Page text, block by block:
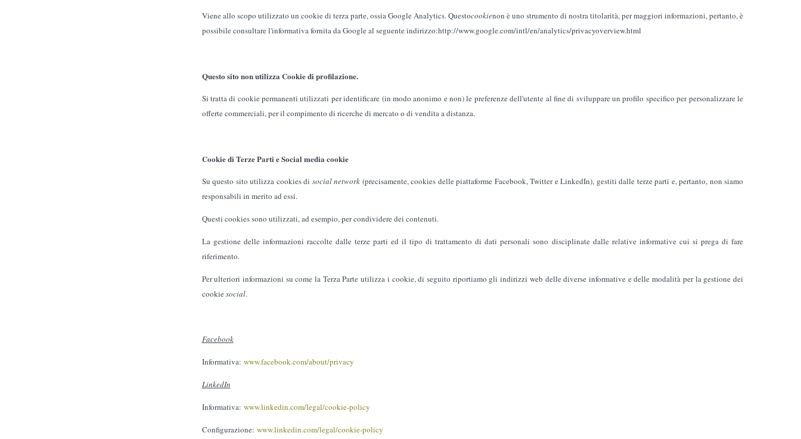
Viene allo scopo utilizzato un cookie di terza parte, ossia Google Analytics. Questocookienon è uno strumento di nostra titolarità, per maggiori informazioni, pertanto, è
possibile consultare l'informativa fornita da Google al seguente indirizzo:http://www.google.com/intl/en/analytics/privacyoverview.html
Questo sito non utilizza Cookie di profilazione.
Si tratta di cookie permanenti utilizzati per identificare (in modo anonimo e non) le preferenze dell'utente al fine di sviluppare un profilo specifico per personalizzare le
offerte commerciali, per il compimento di ricerche di mercato o di vendita a distanza.
Cookie di Terze Parti e Social media cookie
Su questo sito utilizza cookies di social network (precisamente, cookies delle piattaforme Facebook, Twitter e LinkedIn), gestiti dalle terze parti e, pertanto, non siamo
responsabili in merito ad essi.
Questi cookies sono utilizzati, ad esempio, per condividere dei contenuti.
La gestione delle informazioni raccolte dalle terze parti ed il tipo di trattamento di dati personali sono disciplinate dalle relative informative cui si prega di fare
riferimento.
Per ulteriori informazioni su come la Terza Parte utilizza i cookie, di seguito riportiamo gli indirizzi web delle diverse informative e delle modalità per la gestione dei
cookiesocial.
Facebook
Informativa: www.facebook.com/about/privacy
LinkedIn
Informativa: www.linkedin.com/legal/cookie-policy
Configurazione: www.linkedin.com/legal/cookie-policy